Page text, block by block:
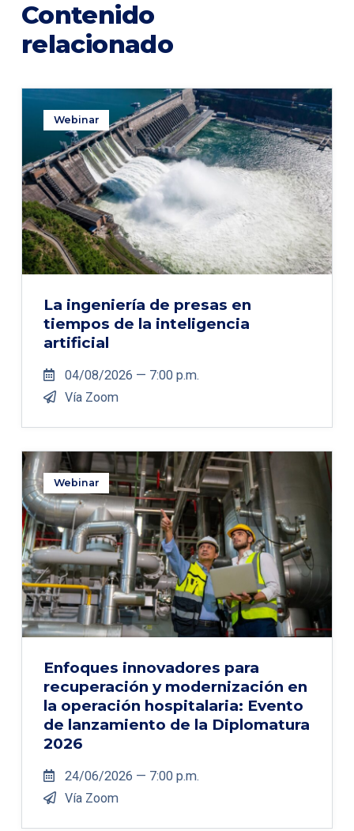
Contenido
relacionado
Webinar
La ingeniería de presas en
tiempos de la inteligencia
artificial
04/08/2026 — 7:00 p.m.
Vía Zoom
Webinar
Enfoques innovadores para
recuperación y modernización en
la operación hospitalaria: Evento
de lanzamiento de la Diplomatura
2026
24/06/2026 — 7:00 p.m.
Vía Zoom